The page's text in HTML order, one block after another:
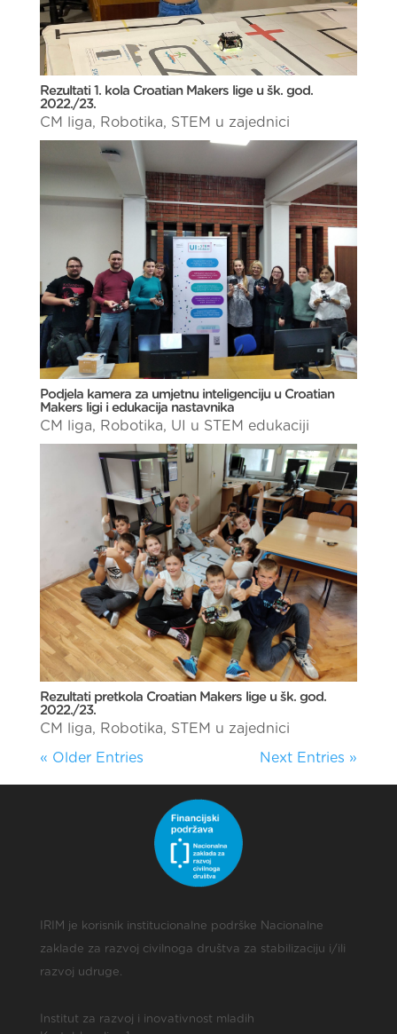
Rezultati 1. kola Croatian Makers lige u šk. god.
2022./23.
CM liga, Robotika, STEM u zajednici
Podjela kamera za umjetnu inteligenciju u Croatian
Makers ligi i edukacija nastavnika
CM liga, Robotika, UI u STEM edukaciji
Rezultati pretkola Croatian Makers lige u šk. god.
2022./23.
CM liga, Robotika, STEM u zajednici
« Older Entries Next Entries »
IRIM je korisnik institucionalne podrške Nacionalne
zaklade za razvoj civilnoga društva za stabilizaciju i/ili
razvoj udruge.
Institut za razvoj i inovativnost mladih